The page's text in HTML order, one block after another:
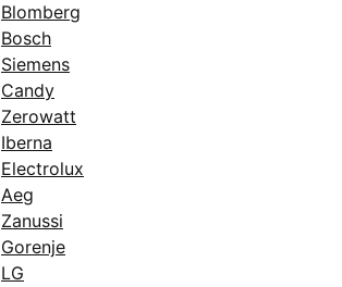
Blomberg
Bosch
Siemens
Candy
Zerowatt
Iberna
Electrolux
Aeg
Zanussi
Gorenje
LG